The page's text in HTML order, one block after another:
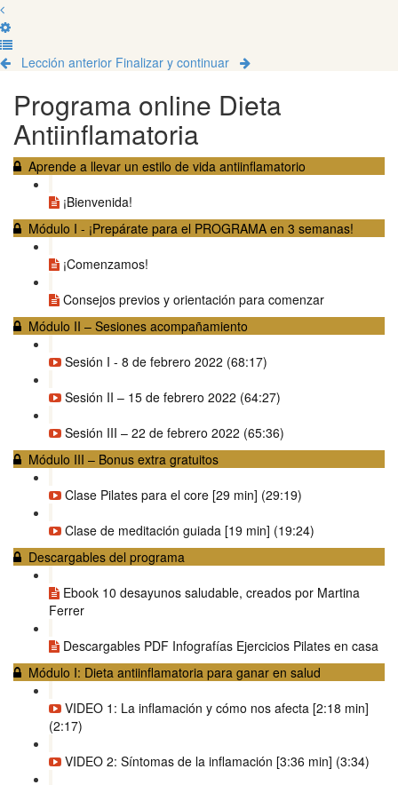
Lección anterior Finalizar y continuar
Programa online Dieta
Antiinflamatoria
Aprende a llevar un estilo de vida antiinflamatorio
¡Bienvenida!
Módulo I - ¡Prepárate para el PROGRAMA en 3 semanas!
¡Comenzamos!
Consejos previos y orientación para comenzar
Módulo II – Sesiones acompañamiento
Sesión I - 8 de febrero 2022 (68:17)
Sesión II – 15 de febrero 2022 (64:27)
Sesión III – 22 de febrero 2022 (65:36)
Módulo III – Bonus extra gratuitos
Clase Pilates para el core [29 min] (29:19)
Clase de meditación guiada [19 min] (19:24)
Descargables del programa
Ebook 10 desayunos saludable, creados por Martina
Ferrer
Descargables PDF Infografías Ejercicios Pilates en casa
Módulo I: Dieta antiinflamatoria para ganar en salud
VIDEO 1: La inflamación y cómo nos afecta [2:18 min]
(2:17)
VIDEO 2: Síntomas de la inflamación [3:36 min] (3:34)